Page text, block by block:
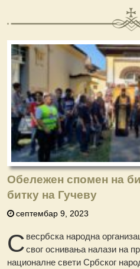
Обележен спомен на
битку на Гучеву
септембар 9, 2023
С весрбска народна
свог оснивања налази на
националне свети Србског